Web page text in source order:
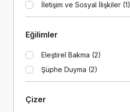
İletişim ve Sosyal İlişkiler (1)
Eğilimler
Eleştirel Bakma (2)
Şüphe Duyma (2)
Çizer